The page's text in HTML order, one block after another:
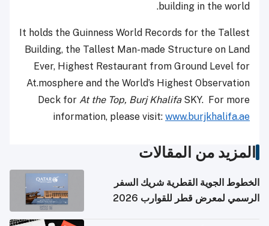
building in the world.
It holds the Guinness World Records for the Tallest
Building, the Tallest Man-made Structure on Land
Ever, Highest Restaurant from Ground Level for
At.mosphere and the World’s Highest Observation
Deck for At the Top, Burj KhalifaSKY. For more
information, please visit: www.burjkhalifa.ae
المزيد من المقالات
الخطوط الجوية القطرية شريك السفر
الرسمي لمعرض قطر للقوارب 2026